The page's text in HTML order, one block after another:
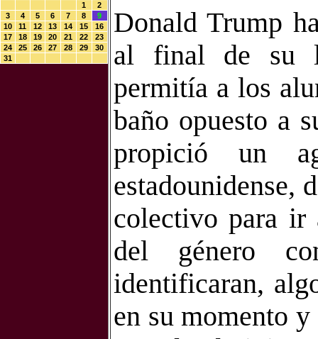
1
2
3
4 5 6 7 8
9
10
11 12 13 14 15
16
17
18 19 20 21 22
23
24
25 26 27 28 29
30
31
Donald Trump
al final de su
permitía a los
baño opuesto a
propició un
estadounidense,
colectivo para ir
del género
identificaran,
en su momento